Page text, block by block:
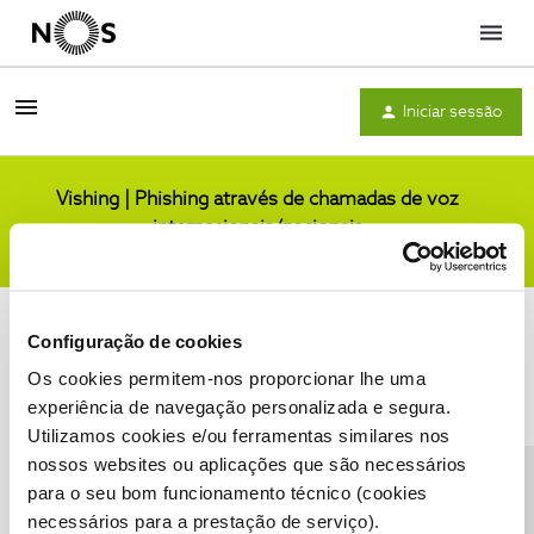
Configuração de cookies
Os cookies permitem-nos proporcionar lhe uma
experiência de navegação personalizada e segura.
Utilizamos cookies e/ou ferramentas similares nos
nossos websites ou aplicações que são necessários
para o seu bom funcionamento técnico (cookies
necessários para a prestação de serviço).
Menu
Iniciar sessão
Vishing | Phishing através de chamadas de voz
internacionais/nacionais
Condições do Fórum NOS Accessibility statement